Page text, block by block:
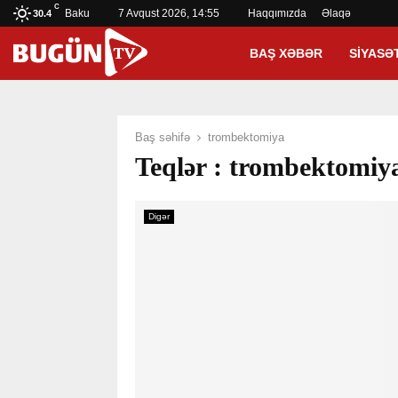
30.4
C
Baku 7 Avqust 2026, 14:55 Haqqımızda Əlaqə
BAŞ XƏBƏR
Baş səhifə trombektomiya
Teqlər :
Digər